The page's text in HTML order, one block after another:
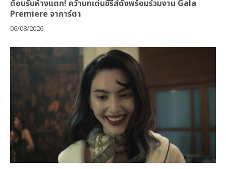
ต้อนรับห้างแตก! คว้าบทเด่นซีรีส์ดังพร้อมร่วมงาน Gala
Premiere จาการ์ตา
06/08/2026